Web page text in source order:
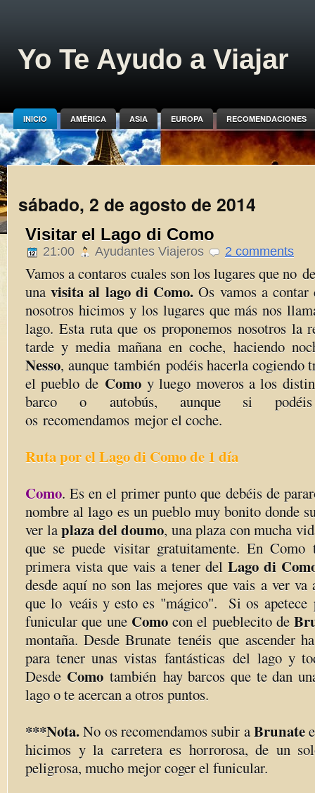
Yo Te Ayudo a Viajar
INICIO AMÉRICA ASIA EUROPA RECOMENDACIONES
sábado, 2 de agosto de 2014
Visitar el Lago di Como
21:00 Ayudantes Viajeros 2 comments
Vamos a contaros cuales son los lugares que no
unavisita al lago di Como. Os vamos a
nosotros hicimos y los lugares que más nos
lago. Esta ruta que os proponemos nosotros la
tarde y media mañana en coche, haciendo
Nesso, aunque también podéis hacerla cogiendo
el pueblo de Como y luego moveros a los
barco o autobús, aunque si
os recomendamos mejor el coche.
Ruta por el Lago di Como de 1 día
Como. Es en el primer punto que debéis de
nombre al lago es un pueblo muy bonito donde
ver laplaza del doumo, una plaza con mucha
que se puede visitar gratuitamente. En Como
primera vista que vais a tener del Lago di
desde aquí no son las mejores que vais a ver
que lo veáis y esto es "mágico". Si os apetece
funicular que une Comocon el pueblecito de
montaña. Desde Brunate tenéis que ascender
para tener unas vistas fantásticas del lago y
Desde Comotambién hay barcos que te dan
lago o te acercan a otros puntos.
***Nota.No os recomendamos subir aBrunate
hicimos y la carretera es horrorosa, de un
peligrosa, mucho mejor coger el funicular.